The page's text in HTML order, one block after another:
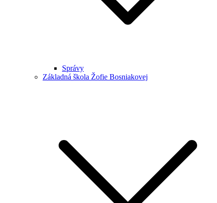
Správy
Základná škola Žofie Bosniakovej